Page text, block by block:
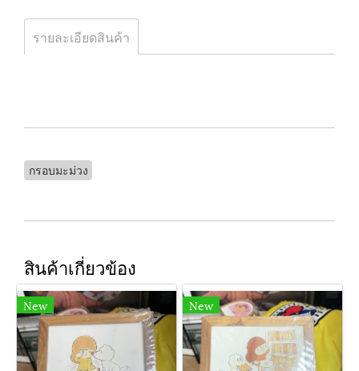
รายละเอียดสินค้า
กรอบมะม่วง
สินค้าเกี่ยวข้อง
New New